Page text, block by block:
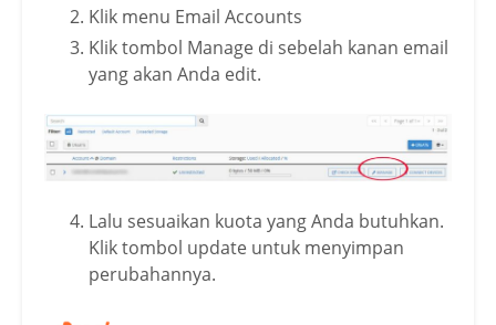
Klik menu Email Accounts
Klik tombol Manage di sebelah kanan email
yang akan Anda edit.
Lalu sesuaikan kuota yang Anda butuhkan.
Klik tombol update untuk menyimpan
perubahannya.